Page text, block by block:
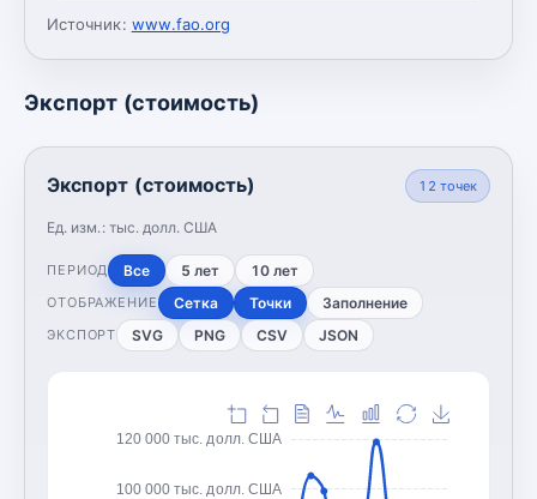
Источник: www.fao.org
Экспорт (стоимость)
Экспорт (стоимость)
Ед. изм.: тыс. долл. США
12 точек
ПЕРИОД Все 5 лет 10 лет
ОТОБРАЖЕНИЕ Сетка Точки Заполнение
ЭКСПОРТ SVG PNG CSV JSON
100 000 тыс. долл. США
120 000 тыс. долл. США